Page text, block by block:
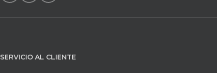
SERVICIO AL CLIENTE